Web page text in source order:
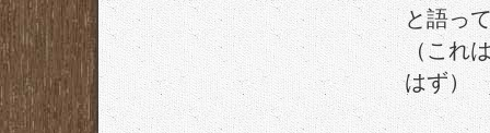
と語っ
（これ
はず）